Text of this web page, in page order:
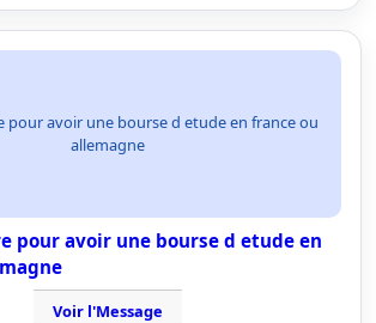
pour avoir une bourse d etude en france ou
allemagne
pour avoir une bourse d etude en
Voir l'Message